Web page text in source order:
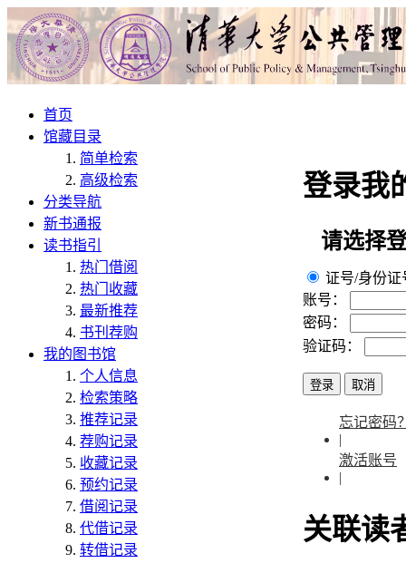
首页
馆藏目录
简单检索
高级检索
分类导航
新书通报
读书指引
热门借阅
热门收藏
最新推荐
书刊荐购
我的图书馆
个人信息
检索策略
推荐记录
荐购记录
收藏记录
预约记录
借阅记录
代借记录
转借记录
登录我
请选择
证号/身份证
账号：
密码：
验证码：
忘记密码
激活账号
关联读